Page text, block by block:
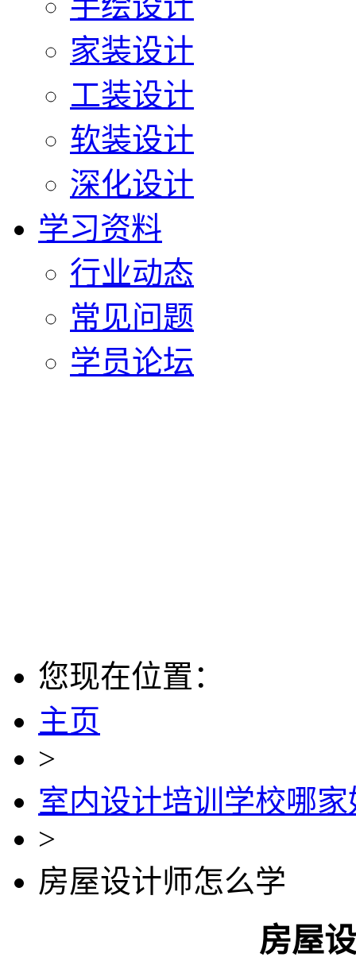
家装设计
工装设计
软装设计
深化设计
学习资料
行业动态
常见问题
学员论坛
您现在位置：
主页
>
室内设计培训学校哪家
>
房屋设计师怎么学
房屋